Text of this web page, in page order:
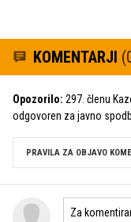
KOMENTARJI
Opozorilo: 297. členu
odgovoren za javno
PRAVILA ZA OBJAVO